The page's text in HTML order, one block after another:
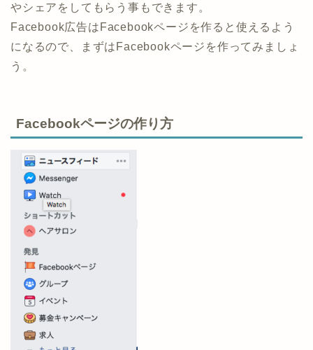
やシェアをしてもらう事もできます。
Facebook広告はFacebookページを作ると使えるよう
になるので、まずはFacebookページを作ってみましょ
う。
Facebookページの作り方